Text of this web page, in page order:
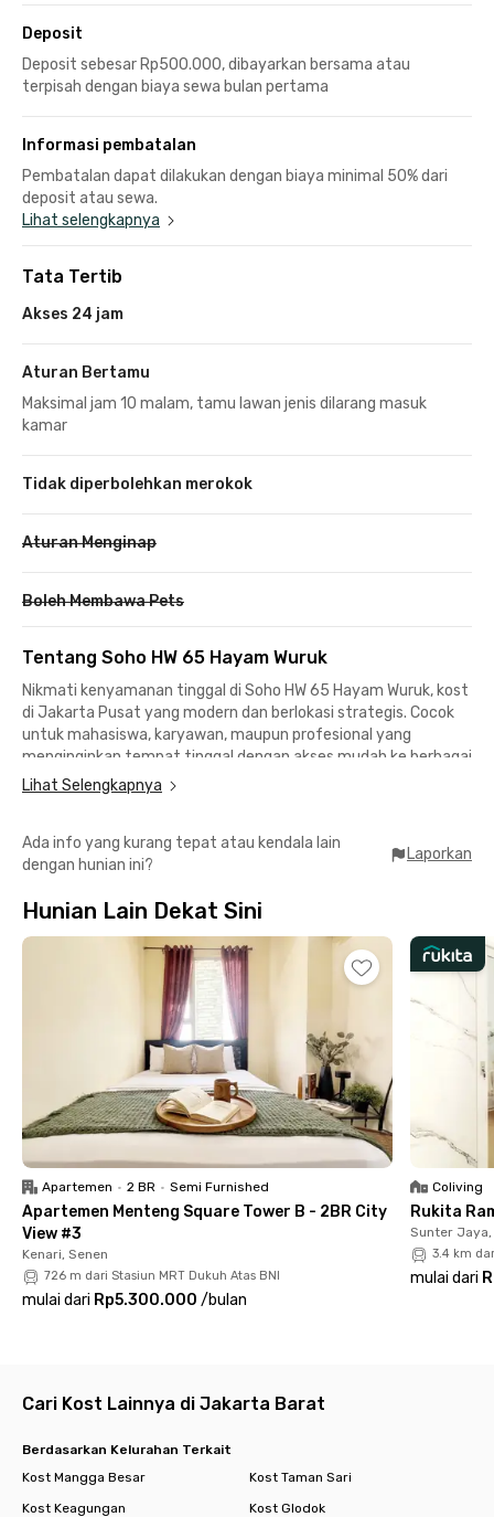
Deposit
Deposit sebesar Rp500.000, dibayarkan bersama atau
terpisah dengan biaya sewa bulan pertama
Informasi pembatalan
Pembatalan dapat dilakukan dengan biaya minimal 50% dari
deposit atau sewa.
Lihat selengkapnya
Tata Tertib
Akses 24 jam
Aturan Bertamu
Maksimal jam 10 malam, tamu lawan jenis dilarang masuk
kamar
Tidak diperbolehkan merokok
Aturan Menginap
Boleh Membawa Pets
Tentang Soho HW 65 Hayam Wuruk
Nikmati kenyamanan tinggal di Soho HW 65 Hayam Wuruk, kost
di Jakarta Pusat yang modern dan berlokasi strategis. Cocok
untuk mahasiswa, karyawan, maupun profesional yang
menginginkan tempat tinggal dengan akses mudah ke berbagai
pusat aktivitas, bisnis, dan hiburan di ibu kota.Setiap kamar
telah berfurnitur lengkap dengan AC untuk menunjang
yang memberikan privasi lebih bagi penghuni. Berbagai fasilitas
bersama seperti WiFi, dapur bersama, dining area, komunal
keamanan selama tinggal.Kost Hayam Wuruk ini punya akses
cepat ke berbagai titik penting di Jakarta. Stasiun Sawah
Besar dapat ditempuh dalam 4 menit, Stasiun Juanda 7 menit,
Lokasari Square 8 menit, dan Taman Lapangan Banteng 9
menit. Selain itu, penghuni juga dapat menjangkau fasilitas
publik seperti Hermina Hospital Kemayoran dalam 11 menit,
JIEXPO Convention Centre and Theatre dalam 12 menit, serta
Stasiun Jayakarta dalam 13 menit, menjadikan Soho HW 65
Hayam Wuruk pilihan ideal untuk hunian yang nyaman dan
praktis.
Lihat Selengkapnya
Ada info yang kurang tepat atau kendala lain
dengan hunian ini?
Laporkan
Hunian Lain Dekat Sini
Apartemen • 2 BR • Semi Furnished
Apartemen Menteng Square Tower B - 2BR City
View #3
Kenari, Senen
726 m dari Stasiun MRT Dukuh Atas BNI
mulai dari Rp5.300.000 /bulan
Coliving
Rukita
Sunter Jaya,
3.4 km
mulai dari
Cari Kost Lainnya di Jakarta Barat
Berdasarkan Kelurahan Terkait
Kost Mangga Besar
Kost Taman Sari
Kost Keagungan
Kost Glodok